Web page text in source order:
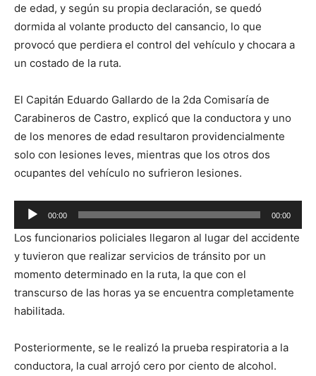
de edad, y según su propia declaración, se quedó
dormida al volante producto del cansancio, lo que
provocó que perdiera el control del vehículo y chocara a
un costado de la ruta.
El Capitán Eduardo Gallardo de la 2da Comisaría de
Carabineros de Castro, explicó que la conductora y uno
de los menores de edad resultaron providencialmente
solo con lesiones leves, mientras que los otros dos
ocupantes del vehículo no sufrieron lesiones.
Reproductor
de
audio
00:00 00:00
Los funcionarios policiales llegaron al lugar del accidente
y tuvieron que realizar servicios de tránsito por un
momento determinado en la ruta, la que con el
transcurso de las horas ya se encuentra completamente
habilitada.
Posteriormente, se le realizó la prueba respiratoria a la
conductora, la cual arrojó cero por ciento de alcohol.